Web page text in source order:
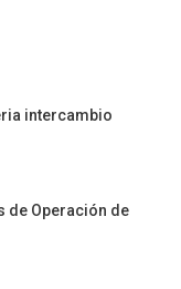
intercambio
de Operación de